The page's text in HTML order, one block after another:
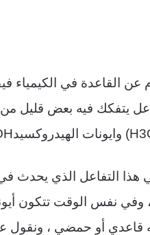
عن القاعدة في
يتفكك فيه بعض قليل من
وايونات الهيدروكسيد
هذا التفاعل الذي يحدث
وفي نفس الوقت تتكون
قاعدي أو حمضي ، ونقول